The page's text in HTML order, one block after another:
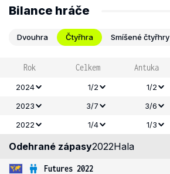
Bilance hráče
Dvouhra Čtyřhra Smíšené čtyřhry
Rok Celkem Antuka
2024 1/2 1/2
2023 3/7 3/6
2022
1/4 1/3
Odehrané zápasy2022Hala
Futures 2022